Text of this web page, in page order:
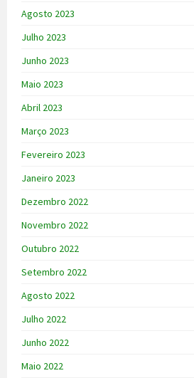
Agosto 2023
Julho 2023
Junho 2023
Maio 2023
Abril 2023
Março 2023
Fevereiro 2023
Janeiro 2023
Dezembro 2022
Novembro 2022
Outubro 2022
Setembro 2022
Agosto 2022
Julho 2022
Junho 2022
Maio 2022